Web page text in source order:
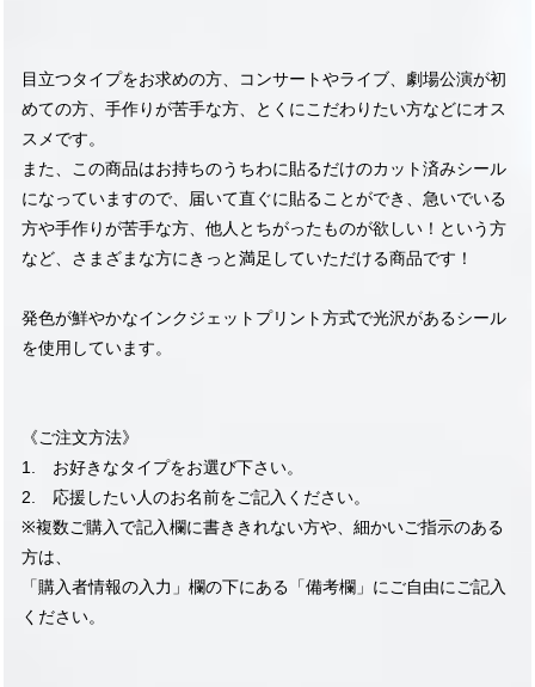
目立つタイプをお求めの方、コンサートやライブ、劇場公演が初
めての方、手作りが苦手な方、とくにこだわりたい方などにオス
スメです。
また、この商品はお持ちのうちわに貼るだけのカット済みシール
になっていますので、届いて直ぐに貼ることができ、急いでいる
方や手作りが苦手な方、他人とちがったものが欲しい！という方
など、さまざまな方にきっと満足していただける商品です！
発色が鮮やかなインクジェットプリント方式で光沢があるシール
を使用しています。
《ご注文方法》
1. お好きなタイプをお選び下さい。
2. 応援したい人のお名前をご記入ください。
※複数ご購入で記入欄に書ききれない方や、細かいご指示のある
方は、
「購入者情報の入力」欄の下にある「備考欄」にご自由にご記入
ください。